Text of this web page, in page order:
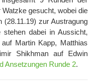
gesucht, wobei die
zur Austragung
stehen dabei in Aussicht,
Martin Kapp, Matthias
Shikhman auf Edwin
Ansetzungen Runde 2.